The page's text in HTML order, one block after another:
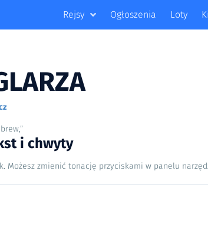
Rejsy Ogłoszenia Loty
i chwyty
Możesz zmienić tonację przyciskami w panelu